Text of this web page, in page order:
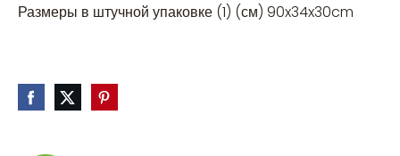
Размеры в штучной упаковке (1) (см) 90x34x30cm